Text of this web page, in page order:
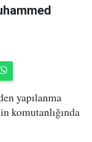
yapılanma
komutanlığında